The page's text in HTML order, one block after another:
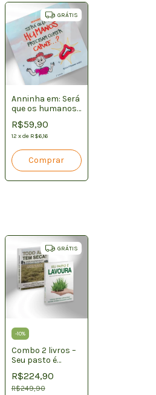
GRÁTIS
Anninha em: Será
que os humanos
precisam comer
carne?
R$59,90
12 xde R$6,16
GRÁTIS
-10%
Combo 2 livros –
Seu pasto é
Lavoura + Todo
ano tem seca!
Está preparado?
R$224,90
R$249,90